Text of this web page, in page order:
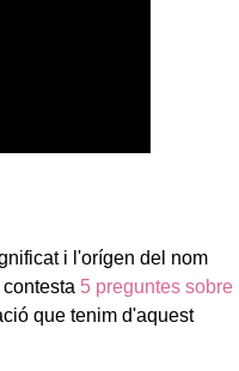
i l'orígen del nom
5 preguntes sobre
que tenim d'aquest